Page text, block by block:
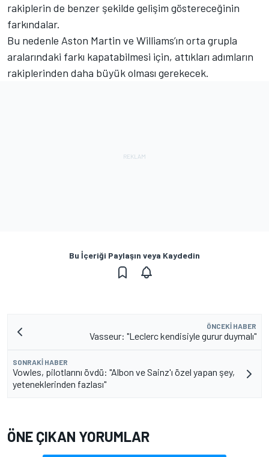
rakiplerin de benzer şekilde gelişim göstereceğinin
farkındalar.
Bu nedenle Aston Martin ve Williams’ın orta grupla
aralarındaki farkı kapatabilmesi için, attıkları adımların
rakiplerinden daha büyük olması gerekecek.
Bu İçeriği Paylaşın veya Kaydedin
ÖNCEKI HABER
Vasseur: "Leclerc kendisiyle gurur duymalı"
SONRAKI HABER
Vowles, pilotlarını övdü: "Albon ve Sainz'ı özel yapan şey,
yeteneklerinden fazlası"
ÖNE ÇIKAN YORUMLAR